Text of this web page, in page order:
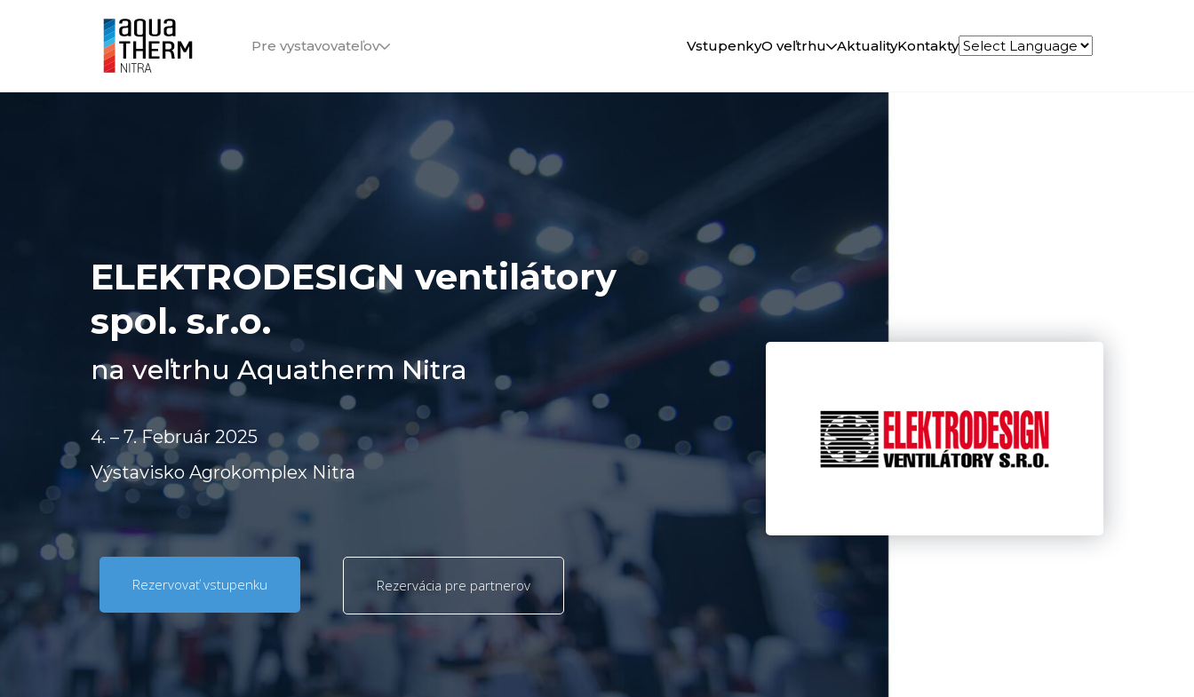
Pre vystavovateľov VstupenkyO veľtrhu AktualityKontakty
ELEKTRODESIGN ventilátory
spol. s.r.o.
na veľtrhu Aquatherm Nitra
4. – 7. Február 2025
Výstavisko Agrokomplex Nitra
Rezervovať vstupenku Rezervácia pre partnerov